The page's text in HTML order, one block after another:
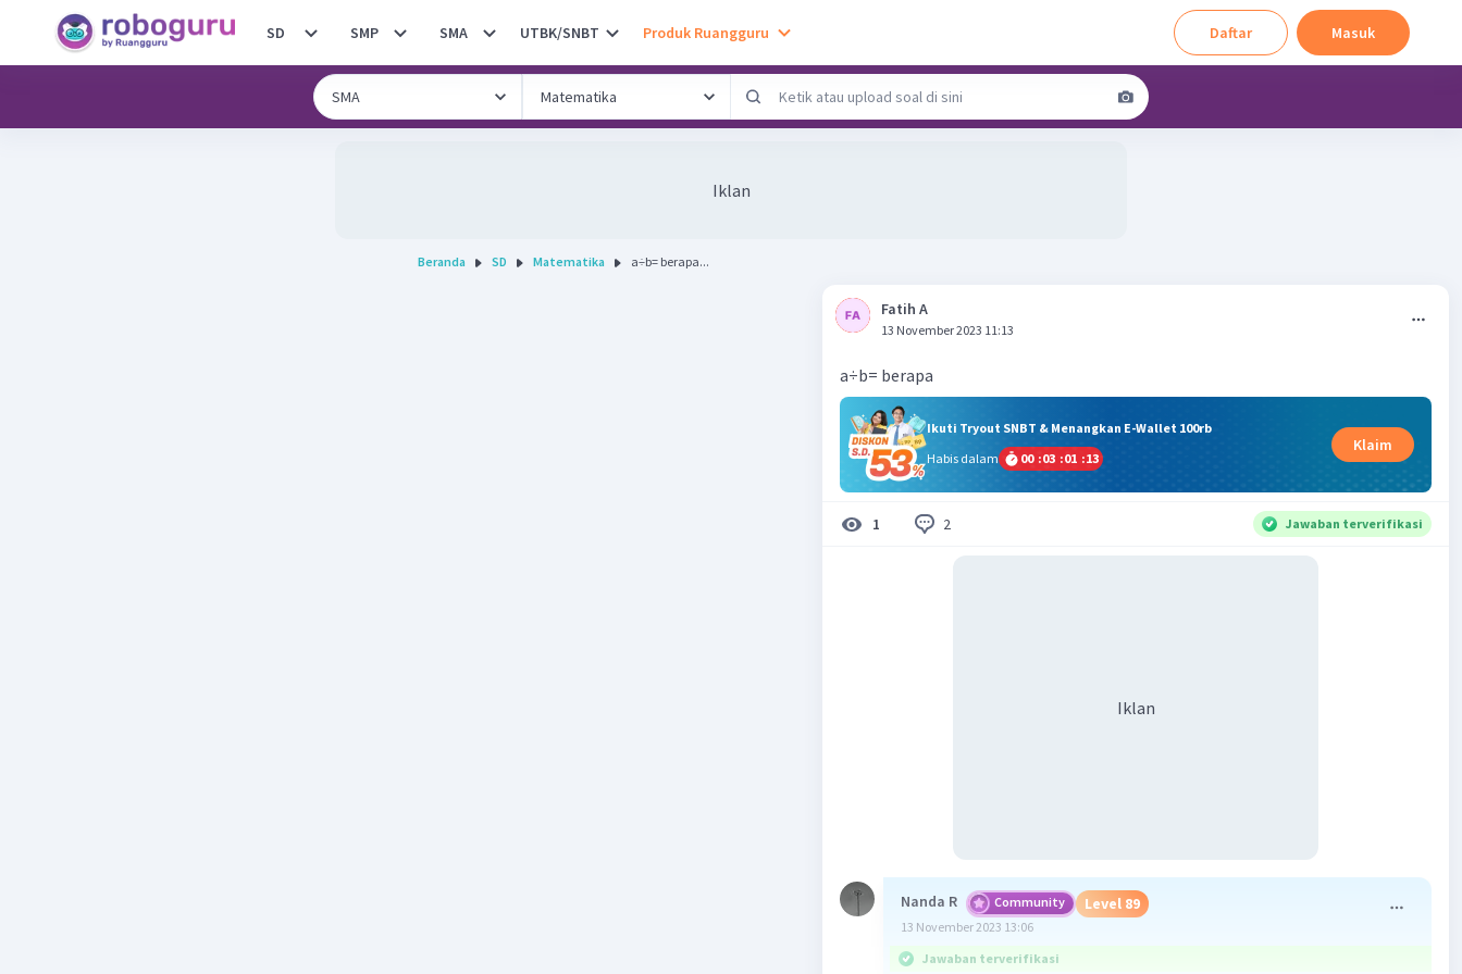
SD SMP SMA UTBK/SNBT Produk Ruangguru Daftar Masuk
Iklan
Beranda SD Matematika a÷b= berapa...
Fatih A
13 November 2023 11:13
a÷b= berapa
Ikuti Tryout SNBT & Menangkan E-Wallet 100rb
Habis dalam
00 :03 :01 :12
Klaim
1 2 Jawaban terverifikasi
Iklan
Nanda R Community Level 89
13 November 2023 13:06
Jawaban terverifikasi